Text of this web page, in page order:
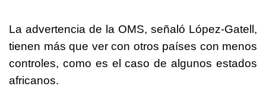
La advertencia de la OMS, señaló López-Gatell,
tienen más que ver con otros países con menos
controles, como es el caso de algunos estados
africanos.